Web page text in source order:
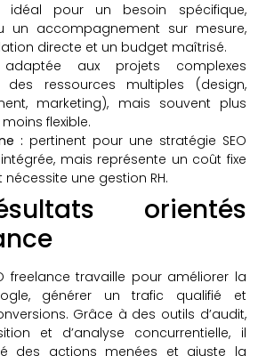
idéal pour un besoin spécifique,
un accompagnement sur mesure,
directe et un budget maîtrisé.
aux projets complexes
des ressources multiples (design,
marketing), mais souvent plus
flexible.
: pertinent pour une stratégie SEO
mais représente un coût fixe
une gestion RH.
orientés
freelance travaille pour améliorer la
générer un trafic qualifié et
Grâce à des outils d’audit,
et d’analyse concurrentielle, il
des actions menées et ajuste la